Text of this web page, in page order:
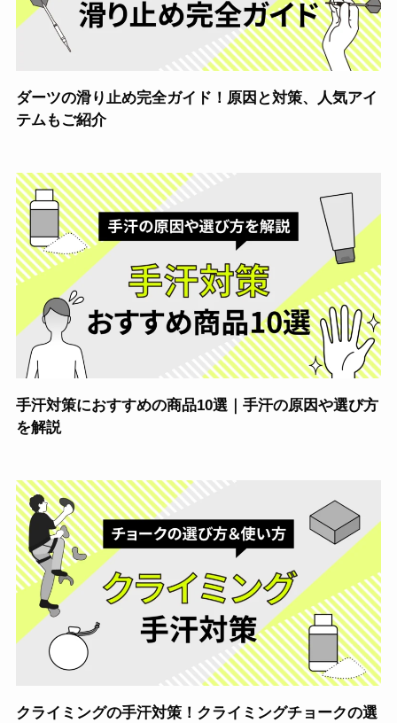
ダーツの滑り止め完全ガイド！原因と対策、人気アイ
テムもご紹介
手汗対策におすすめの商品10選｜手汗の原因や選び方
を解説
クライミングの手汗対策！クライミングチョークの選